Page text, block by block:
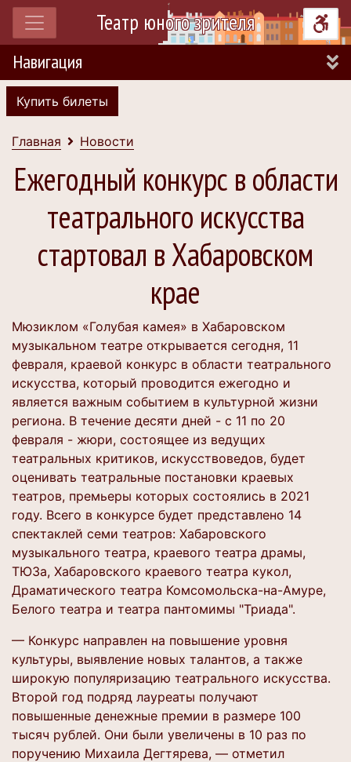
Театр юного зрителя
Навигация
Купить билеты
Главная Новости
Ежегодный конкурс в области
театрального искусства
стартовал в Хабаровском
крае
Мюзиклом «Голубая камея» в Хабаровском
музыкальном театре открывается сегодня, 11
февраля, краевой конкурс в области театрального
искусства, который проводится ежегодно и
является важным событием в культурной жизни
региона. В течение десяти дней - с 11 по 20
февраля - жюри, состоящее из ведущих
театральных критиков, искусствоведов, будет
оценивать театральные постановки краевых
театров, премьеры которых состоялись в 2021
году. Всего в конкурсе будет представлено 14
спектаклей семи театров: Хабаровского
музыкального театра, краевого театра драмы,
ТЮЗа, Хабаровского краевого театра кукол,
Драматического театра Комсомольска-на-Амуре,
Белого театра и театра пантомимы "Триада".
— Конкурс направлен на повышение уровня
культуры, выявление новых талантов, а также
широкую популяризацию театрального искусства.
Второй год подряд лауреаты получают
повышенные денежные премии в размере 100
тысяч рублей. Они были увеличены в 10 раз по
поручению Михаила Дегтярева, — отметил